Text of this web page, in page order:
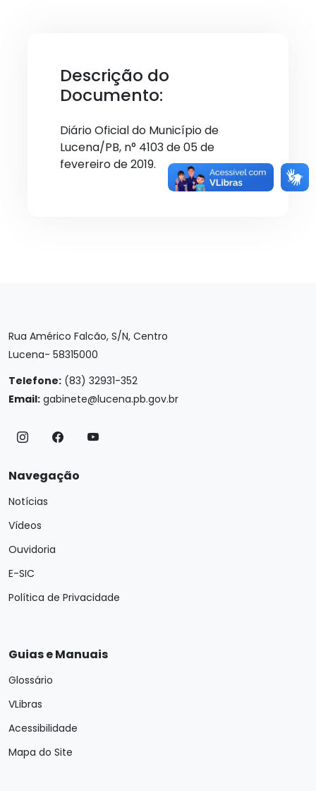
Descrição do
Documento:
Diário Oficial do Município de
Lucena/PB, n° 4103 de 05 de
fevereiro de 2019.
Rua Américo Falcão, S/N, Centro
Lucena- 58315000
Telefone: (83) 32931-352
Email: gabinete@lucena.pb.gov.br
Navegação
Notícias
Vídeos
Ouvidoria
E-SIC
Política de Privacidade
Guias e Manuais
Glossário
VLibras
Acessibilidade
Mapa do Site